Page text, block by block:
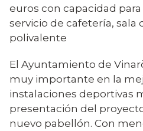
euros con capacidad
servicio de cafetería, sala
polivalente
El Ayuntamiento de
muy importante en la
instalaciones deportivas
presentación del
nuevo pabellón. Con